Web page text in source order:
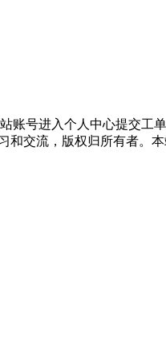
账号进入个人中心提交工单
和交流，版权归所有者。